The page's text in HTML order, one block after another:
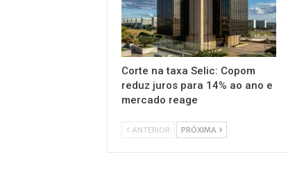
Corte na taxa Selic: Copom
reduz juros para 14% ao ano e
mercado reage
ANTERIOR PRÓXIMA